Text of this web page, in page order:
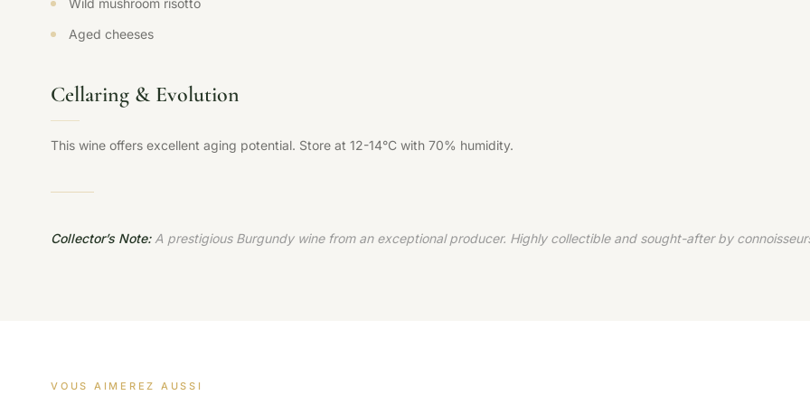
Wild mushroom risotto
Aged cheeses
Cellaring & Evolution
This wine offers excellent aging potential. Store at 12-14°C with 70% humidity.
Collector’s Note:A prestigious Burgundy wine from an exceptional producer. Highly collectible and sought-after by
VOUS AIMEREZ AUSSI